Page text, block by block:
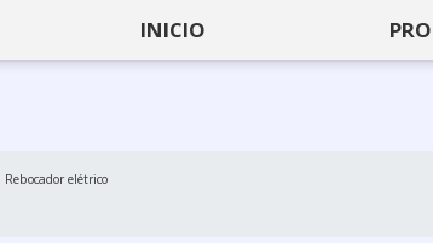
INICIO
Rebocador elétrico